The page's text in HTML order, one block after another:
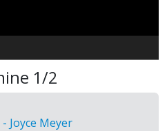
1/2
Joyce Meyer